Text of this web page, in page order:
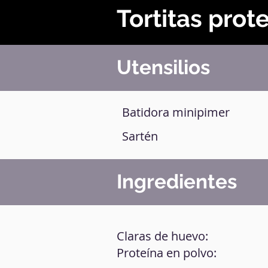
Tortitas
Utensilios
Batidora minipimer
Sartén
Ingredientes
Claras de huevo:
Proteína en polvo: